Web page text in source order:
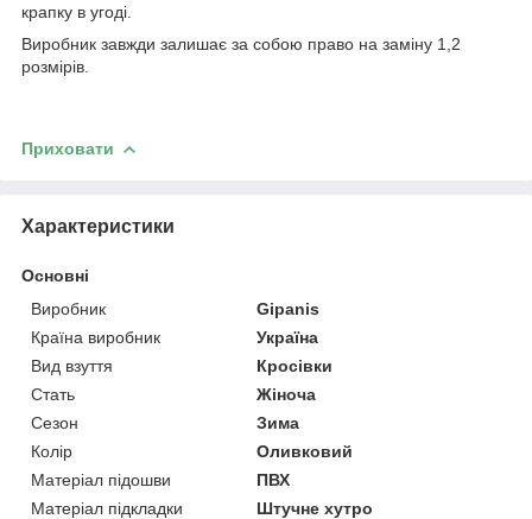
крапку в угоді.
Виробник завжди залишає за собою право на заміну 1,2
розмірів.
Приховати
Характеристики
Основні
Виробник
Gipanis
Країна виробник
Україна
Вид взуття
Кросівки
Стать
Жіноча
Сезон
Зима
Колір
Оливковий
Матеріал підошви
ПВХ
Матеріал підкладки
Штучне хутро